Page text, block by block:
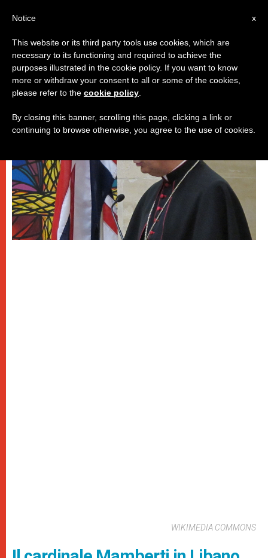
DICASTERI
WIKIMEDIA COMMONS
x
Notice
This website or its third party tools use cookies, which are
necessary to its functioning and required to achieve the
purposes illustrated in the cookie policy. If you want to know
more or withdraw your consent to all or some of the cookies,
please refer to the cookie policy
By closing this banner, scrolling this page, clicking a link or
continuing to browse otherwise, you agree to the use of cookies.